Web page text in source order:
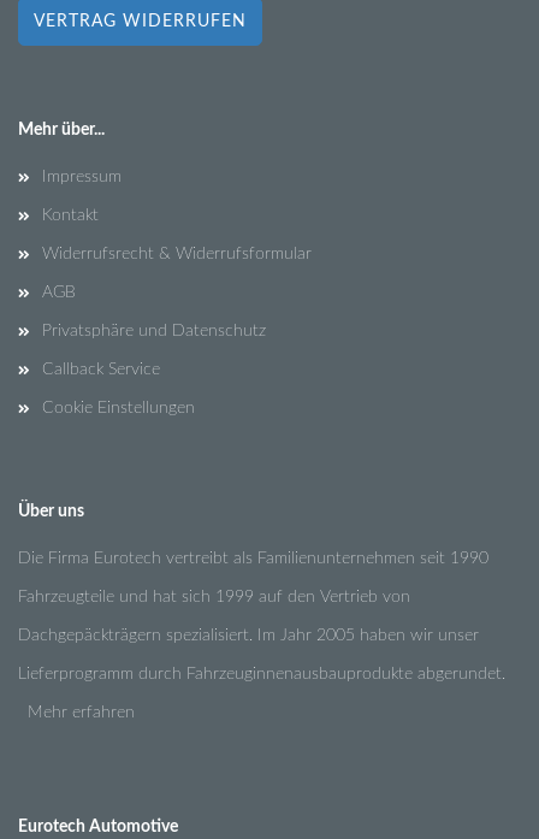
VERTRAG WIDERRUFEN
Mehr über...
Impressum
Kontakt
Widerrufsrecht & Widerrufsformular
AGB
Privatsphäre und Datenschutz
Callback Service
Cookie Einstellungen
Über uns
Die Firma Eurotech vertreibt als Familienunternehmen seit 1990
Fahrzeugteile und hat sich 1999 auf den Vertrieb von
Dachgepäckträgern spezialisiert. Im Jahr 2005 haben wir unser
Lieferprogramm durch Fahrzeuginnenausbauprodukte abgerundet.
Mehr erfahren
Eurotech Automotive